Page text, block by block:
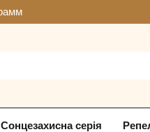
Сонцезахисна серія